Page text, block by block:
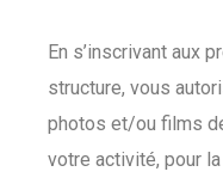
En s’inscrivant aux
structure, vous
photos et/ou films
votre activité, pour